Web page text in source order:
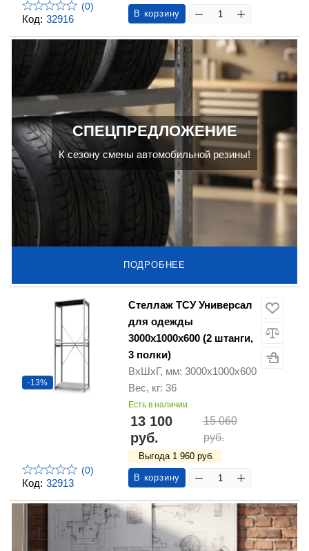
Код: 32916
(0)
В корзину
СПЕЦПРЕДЛОЖЕНИЕ
К сезону смены автомобильной резины!
ПОДРОБНЕЕ
Код: 32913
-13%
(0)
Стеллаж ТСУ Универсал
для одежды
3000х1000х600 (2 штанги,
3 полки)
ВхШхГ, мм: 3000х1000х600
Вес, кг: 36
Есть в наличии
13 100
руб.
15 060
руб.
Выгода 1 960 руб.
В корзину